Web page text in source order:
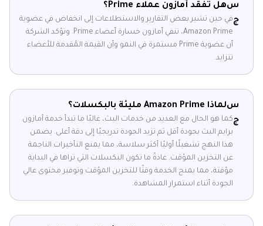
سهل تفقد أمازون عملاء Prime؟
جفي حين تشير بعض التقارير والاستطلاعات إلى انخفاض في عضوية
Amazon Prime، تنفي أمازون خسارة أعضاء Prime. وتؤكد الشركة
أن عضوية Prime مستمرة في النمو وأن القيمة المُقدمة للأعضاء
تتزايد.
سلماذا Amazon Prime مليئة بالبكسلات؟
جكما هو الحال مع العديد من خدمات البث، غالبًا ما تبدأ خدمة أمازون
برايم البث بجودة أقل ثم تزيد الجودة تدريجيًا إلى دقة أعلى. يضمن
هذا النهج تشغيلًا أوليًا أكثر سلاسة، مما يمنع التأخيرات الناجمة
عن التخزين المؤقت. عادةً ما تكون البكسلات التي تراها في البداية
مؤقتة، مما يمنح الخدمة وقتًا للتخزين المؤقت وتوفير محتوى عالي
الجودة أثناء استمرار المشاهدة.